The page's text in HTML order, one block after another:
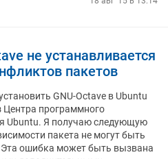
не устанавливается
пакетов
GNU-Octave в Ubuntu
Центра программного
Ubuntu. Я получаю следующую
пакета не могут быть
ошибка может быть вызвана